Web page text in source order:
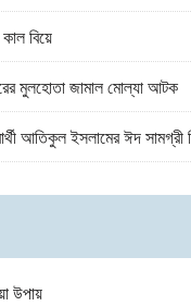
বিয়ে
মুলহোতা জামাল মোল্যা আটক
আতিকুল ইসলামের ঈদ সামগ্রী
উপায়